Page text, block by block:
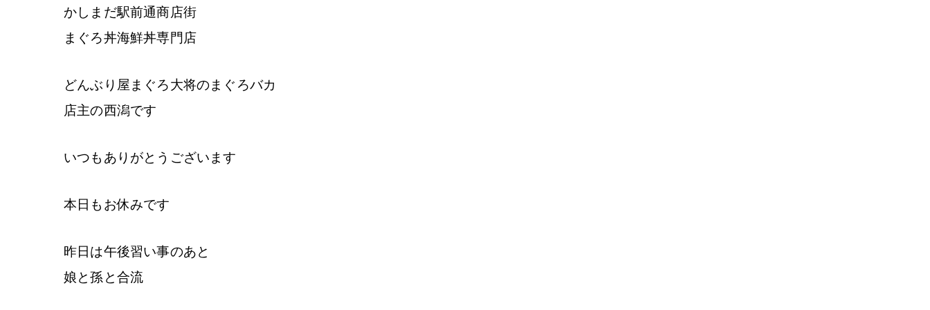
かしまだ駅前通商店街
まぐろ丼海鮮丼専門店
どんぶり屋まぐろ大将のまぐろバカ
店主の西潟です
いつもありがとうございます
本日もお休みです
昨日は午後習い事のあと
娘と孫と合流